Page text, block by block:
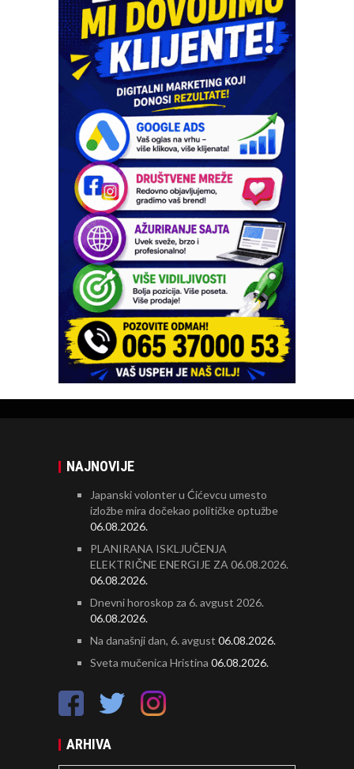
NAJNOVIJE
Japanski volonter u Ćićevcu umesto
izložbe mira dočekao političke optužbe
06.08.2026.
PLANIRANA ISKLJUČENJA
ELEKTRIČNE ENERGIJE ZA 06.08.2026.
06.08.2026.
Dnevni horoskop za 6. avgust 2026.
06.08.2026.
Na današnji dan, 6. avgust 06.08.2026.
Sveta mučenica Hristina 06.08.2026.
ARHIVA